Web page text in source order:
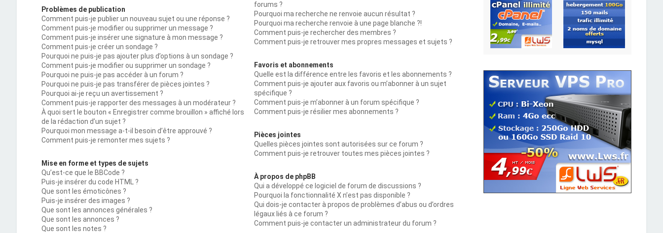
Problèmes de publication
Comment puis-je publier un nouveau sujet ou une réponse ?
Comment puis-je modifier ou supprimer un message ?
Comment puis-je insérer une signature à mon message ?
Comment puis-je créer un sondage ?
Pourquoi ne puis-je pas ajouter plus d’options à un sondage ?
Comment puis-je modifier ou supprimer un sondage ?
Pourquoi ne puis-je pas accéder à un forum ?
Pourquoi ne puis-je pas transférer de pièces jointes ?
Pourquoi ai-je reçu un avertissement ?
Comment puis-je rapporter des messages à un modérateur ?
À quoi sert le bouton « Enregistrer comme brouillon » affiché lors
de la rédaction d’un sujet ?
Pourquoi mon message a-t-il besoin d’être approuvé ?
Comment puis-je remonter mes sujets ?
Mise en forme et types de sujets
Qu’est-ce que le BBCode ?
Puis-je insérer du code HTML ?
Que sont les émoticônes ?
Puis-je insérer des images ?
Que sont les annonces générales ?
Que sont les annonces ?
Que sont les notes ?
forums ?
Pourquoi ma recherche ne renvoie aucun résultat ?
Pourquoi ma recherche renvoie à une page blanche ?!
Comment puis-je rechercher des membres ?
Comment puis-je retrouver mes propres messages et sujets ?
Favoris et abonnements
Quelle est la différence entre les favoris et les abonnements ?
Comment puis-je ajouter aux favoris ou m’abonner à un sujet
spécifique ?
Comment puis-je m’abonner à un forum spécifique ?
Comment puis-je résilier mes abonnements ?
Pièces jointes
Quelles pièces jointes sont autorisées sur ce forum ?
Comment puis-je retrouver toutes mes pièces jointes ?
À propos de phpBB
Qui a développé ce logiciel de forum de discussions ?
Pourquoi la fonctionnalité X n’est pas disponible ?
Qui dois-je contacter à propos de problèmes d’abus ou d’ordres
légaux liés à ce forum ?
Comment puis-je contacter un administrateur du forum ?